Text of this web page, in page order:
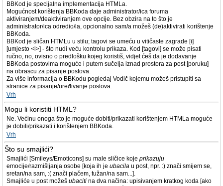
BBKod je specijalna implementacija HTMLa.
Mogućnost korištenja BBKoda daje administrator/ica foruma
aktiviranjem/deaktiviranjem ove opcije. Bez obzira na to što je
administrator/ica odredio/la, opcionalno sam/a možeš (de)aktivirati korištenje
BBKoda.
BBKod je sličan HTMLu u stilu; tagovi se umeću u vitičaste zagrade [i]
[umjesto <i>] - što nudi veću kontrolu prikaza. Kod [tagovi] se može pisati
ručno, no, ovisno o predlošku kojeg koristiš, vidjet ćeš da je dodavanje
BBKoda postovima moguće i putem sučelja iznad prostora za post [poruku]
na obrascu za pisanje postova.
Za više informacija o BBKodu pogledaj Vodič kojemu možeš pristupiti sa
stranice za pisanje/uređivanje postova.
Vrh
Mogu li koristiti HTML?
Ne. Većinu onoga što je moguće dobiti/prikazati korištenjem HTMLa moguće
je dobiti/prikazati i korištenjem BBKoda.
Vrh
Što su smajlići?
Smajlići [Smileys/Emoticons] su male sličice koje prikazuju
emocije/razmišljanja osobe [koja ih je ubacila u post, npr. :) znači smijem se,
sretan/na sam, :( znači plačem, tužan/na sam...].
Smajliće u post možeš ubaciti na dva načina: upisivanjem kratkog koda [ako